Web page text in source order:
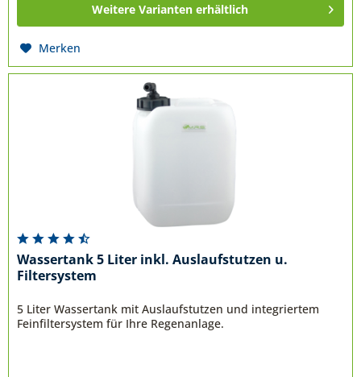
Weitere Varianten erhältlich
Merken
Wassertank 5 Liter inkl. Auslaufstutzen u.
Filtersystem
5 Liter Wassertank mit Auslaufstutzen und integriertem
Feinfiltersystem für Ihre Regenanlage.